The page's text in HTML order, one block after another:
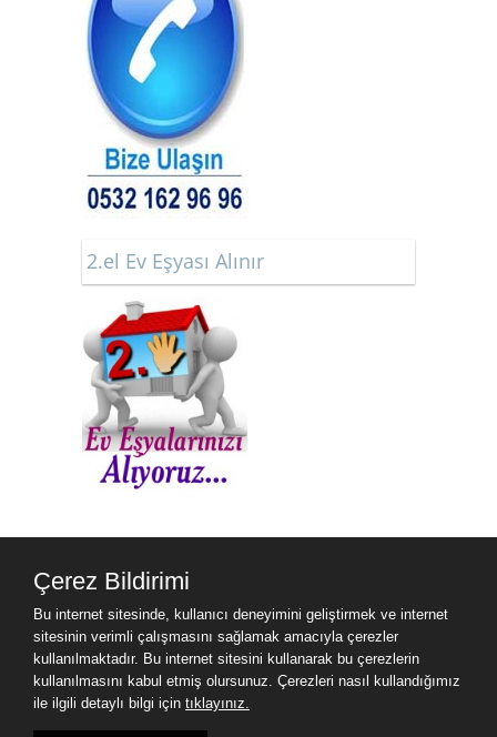
2.el Ev Eşyası Alınır
Ürün Ara
Çerez Bildirimi
Bu internet sitesinde, kullanıcı deneyimini geliştirmek ve internet
sitesinin verimli çalışmasını sağlamak amacıyla çerezler
kullanılmaktadır. Bu internet sitesini kullanarak bu çerezlerin
kullanılmasını kabul etmiş olursunuz. Çerezleri nasıl kullandığımız
ile ilgili detaylı bilgi için tıklayınız.